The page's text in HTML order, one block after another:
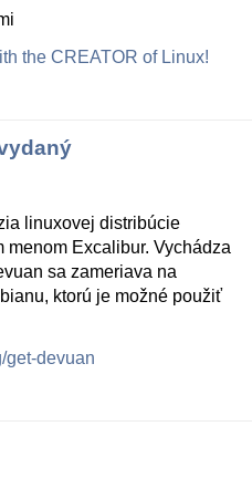
the CREATOR of Linux!
linuxovej distribúcie
menom Excalibur. Vychádza
sa zameriava na
ktorú je možné použiť
get-devuan